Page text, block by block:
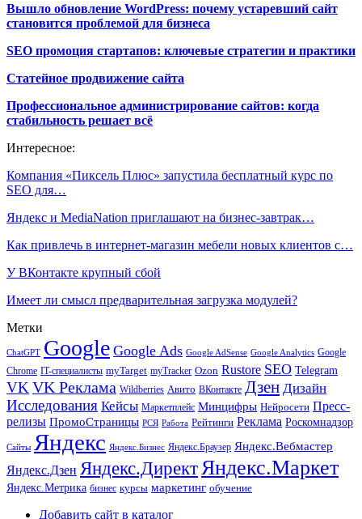
Вышло обновление WordPress: почему устаревший сайт
становится проблемой для бизнеса
SEO промоция стартапов: ключевые стратегии и практики
Статейное продвижение сайта
Профессиональное администрирование сайтов: когда
стабильность решает всё
Интересное:
Компания «Пиксель Плюс» запустила бесплатный курс по
SEO для…
Яндекс и MediaNation приглашают на бизнес-завтрак…
Как привлечь в интернет-магазин мебели новых клиентов с…
У ВКонтакте крупный сбой
Имеет ли смысл предварительная загрузка модулей?
Метки
ChatGPT Google Google Ads Google AdSense Google Analytics Google
Chrome IT-специалисты myTarget myTracker Ozon Rustore SEO Telegram
VK VK Реклама Wildberries Авито ВКонтакте Дзен Дизайн
Исследования Кейсы Маркетплейс Минцифры Нейросети Пресс-
релизы ПромоСтраницы РСЯ Работа Рейтинги Реклама Роскомнадзор
Сайты Яндекс Яндекс.Бизнес Яндекс.Браузер Яндекс.Вебмастер
Яндекс.Дзен Яндекс.Директ Яндекс.Маркет
Яндекс.Метрика бизнес курсы маркетинг обучение
Добавить сайт в каталог